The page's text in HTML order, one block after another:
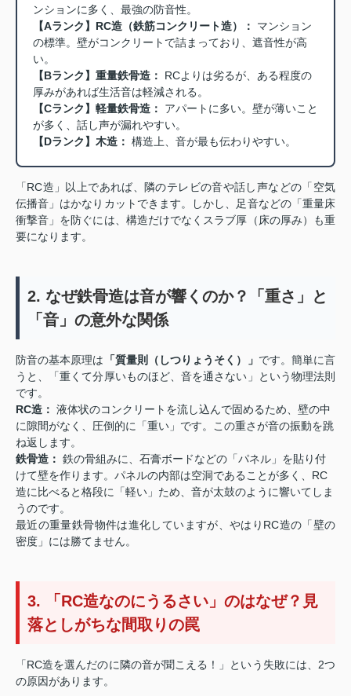
ンションに多く、最強の防音性。
【Aランク】RC造（鉄筋コンクリート造）：
マンション
の標準。壁がコンクリートで詰まっており、遮音性が高
い。
【Bランク】重量鉄骨造：
RCよりは劣るが、ある程度の
厚みがあれば生活音は軽減される。
【Cランク】軽量鉄骨造：
アパートに多い。壁が薄いこと
が多く、話し声が漏れやすい。
【Dランク】木造： 構造上、音が最も伝わりやすい。
「RC造」以上であれば、隣のテレビの音や話し声などの「空気
伝播音」はかなりカットできます。しかし、足音などの「重量床
衝撃音」を防ぐには、構造だけでなくスラブ厚（床の厚み）も重
要になります。
2. なぜ鉄骨造は音が響くのか？「重さ」と
「音」の意外な関係
防音の基本原理は 「質量則（しつりょうそく）」 です。簡単に言
うと、「重くて分厚いものほど、音を通さない」という物理法則
です。
RC造： 液体状のコンクリートを流し込んで固めるため、壁の中
に隙間がなく、圧倒的に「重い」です。この重さが音の振動を跳
ね返します。
鉄骨造： 鉄の骨組みに、石膏ボードなどの「パネル」を貼り付
けて壁を作ります。パネルの内部は空洞であることが多く、RC
造に比べると格段に「軽い」ため、音が太鼓のように響いてしま
うのです。
最近の重量鉄骨物件は進化していますが、やはりRC造の「壁の
密度」には勝てません。
3. 「RC造なのにうるさい」のはなぜ？見
落としがちな間取りの罠
「RC造を選んだのに隣の音が聞こえる！」という失敗には、2つ
の原因があります。